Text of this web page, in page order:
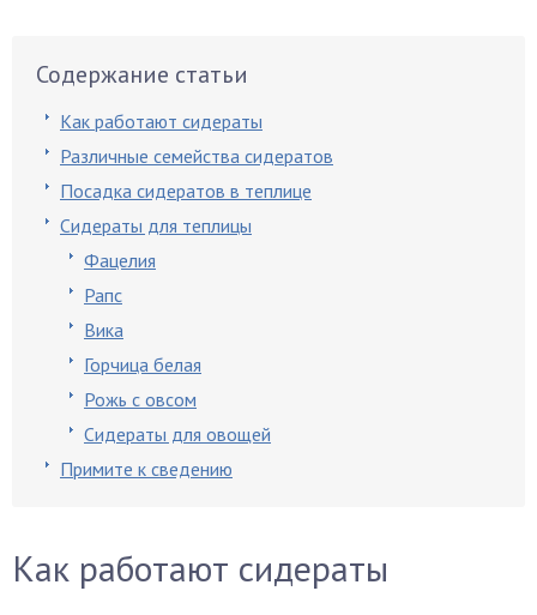
Содержание статьи
Как работают сидераты
Различные семейства сидератов
Посадка сидератов в теплице
Сидераты для теплицы
Фацелия
Рапс
Вика
Горчица белая
Рожь с овсом
Сидераты для овощей
Примите к сведению
Как работают сидераты